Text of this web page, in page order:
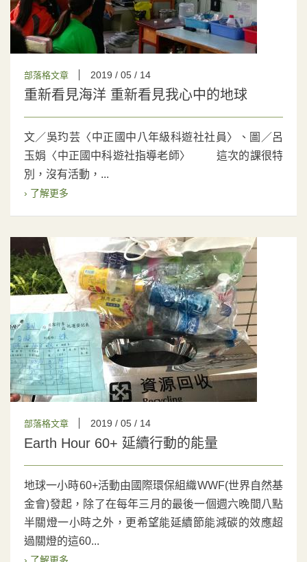
部落格文章 2019 / 05 / 14
重新看見海洋 重新看見我心中的地球
文／吳玓芸〈中正國中八年級科遊社社員〉、圖／呂
玉娟〈中正國中科遊社指導老師〉 這次的課很特
別，沒有活動，...
› 了解更多
部落格文章 2019 / 05 / 14
Earth Hour 60+ 延續行動的能量
地球一小時60+活動由國際環保組織WWF(世界自然基
金會)發起，除了在每年三月的最後一個週六晚間八點
半關燈一小時之外，更希望能延續節能減碳的效應超
過關燈的這60...